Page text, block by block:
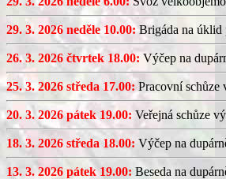
29. 3. 2026 neděle 10.00: Brigáda na úklid
26. 3. 2026 čtvrtek 18.00: Výčep na
25. 3. 2026 středa 17.00: Pracovní schůze
20. 3. 2026 pátek 19.00: Veřejná schůze
18. 3. 2026 středa 18.00: Výčep na
13. 3. 2026 pátek 19.00: Beseda na